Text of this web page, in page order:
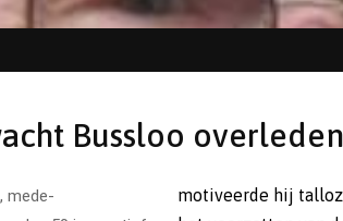
Bussloo overleden
mede-
motiveerde hij